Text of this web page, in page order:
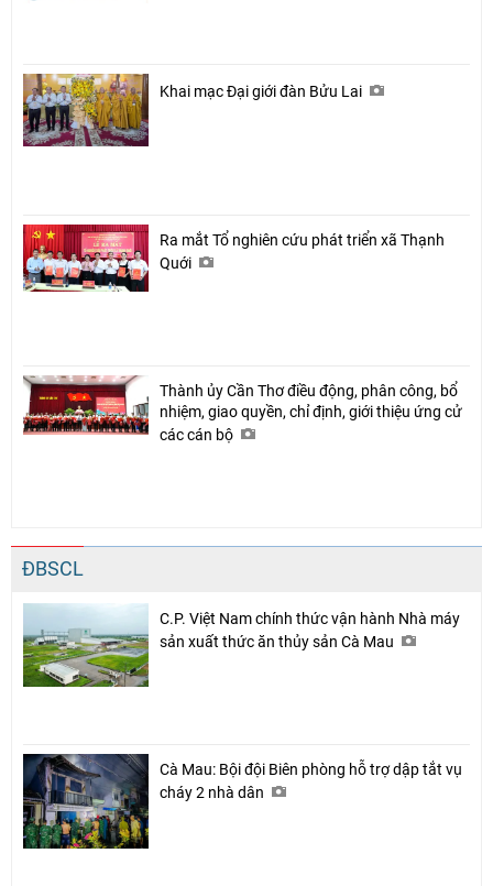
Khai mạc Đại giới đàn Bửu Lai
Ra mắt Tổ nghiên cứu phát triển xã Thạnh
Quới
Thành ủy Cần Thơ điều động, phân công, bổ
nhiệm, giao quyền, chỉ định, giới thiệu ứng cử
các cán bộ
ĐBSCL
C.P. Việt Nam chính thức vận hành Nhà máy
sản xuất thức ăn thủy sản Cà Mau
Cà Mau: Bội đội Biên phòng hỗ trợ dập tắt vụ
cháy 2 nhà dân